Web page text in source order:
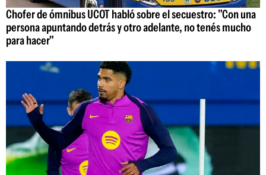
Chofer de ómnibus UCOT habló sobre el secuestro: "Con una
persona apuntando detrás y otro adelante, no tenés mucho
para hacer"